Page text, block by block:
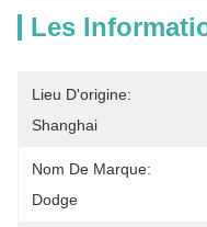
Les
Lieu D'origine:
Shanghai
Nom De Marque:
Dodge